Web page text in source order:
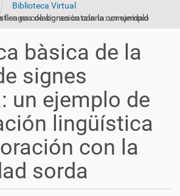
Biblioteca Virtual
bàsica de la
signes
un ejemplo de
lingüística
con la
sorda